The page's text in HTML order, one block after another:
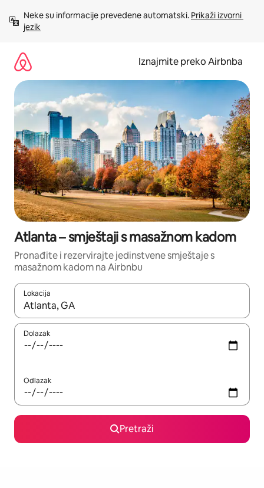
sadržaj
Neke su informacije prevedene automatski. Prikaži izvorni
jezik
Iznajmite preko Airbnba
Atlanta – smještaji s masažnom kadom
Pronađite i rezervirajte jedinstvene smještaje s
masažnom kadom na Airbnbu
Lokacija
Kada budu dostupni rezultati, moći ćete ih pregledati
Dolazak
Odlazak
Pretraži